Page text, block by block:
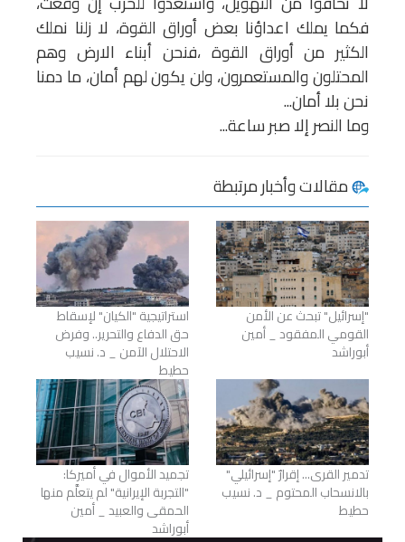
فكما يملك اعداؤنا بعض أوراق القوة، لا زلنا نملك
الكثير من أوراق القوة ،فنحن أبناء الارض وهم
المحتلون والمستعمرون، ولن يكون لهم أمان، ما دمنا
نحن بلا أمان...
وما النصر إلا صبر ساعة...
مقالات وأخبار مرتبطة
"إسرائيل" تبحث عن الأمن
القومي المفقود _ أمين
أبوراشد
استراتيجية "الكيان" لإسقاط
حق الدفاع والتحرير.. وفرض
الاحتلال الآمن _ د. نسيب
حطيط
تدمير القرى... إقرارٌ "إسرائيلي"
بالانسحاب المحتوم _ د. نسيب
حطيط
تجميد الأموال في أميركا:
"التجربة الإيرانية" لم يتعلَّم منها
الحمقى والعبيد _ أمين
أبوراشد